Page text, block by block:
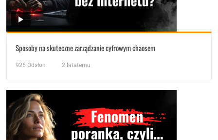
Sposoby na skuteczne zarządzanie cyfrowym chaosem
926 Odsłon 2 latatemu